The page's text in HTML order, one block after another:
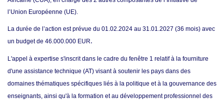
l’Union Européenne (UE).
La durée de l’action est prévue du 01.02.2024 au 31.01.2027 (36 mois) avec
un budget de 46.000.000 EUR.
L'appel à expertise s'inscrit dans le cadre du fenêtre 1 relatif à la fourniture
d'une assistance technique (AT) visant à soutenir les pays dans des
domaines thématiques spécifiques liés à la politique et à la gouvernance des
enseignants, ainsi qu'à la formation et au développement professionnel des